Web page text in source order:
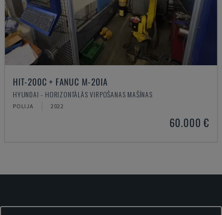
HIT-200C + FANUC M-20IA
HYUNDAI - HORIZONTĀLĀS VIRPOŠANAS MAŠĪNAS
POLIJA 2022
60.000 €